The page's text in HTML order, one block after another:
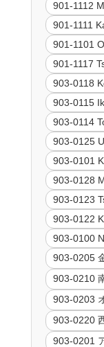
901-1112
901-1111
901-1101
901-1117
903-0118
903-0115
903-0114
903-0125
903-0101
903-0128
903-0123
903-0122
903-0100
903-0205
903-0210
903-0203
903-0220
903-0201